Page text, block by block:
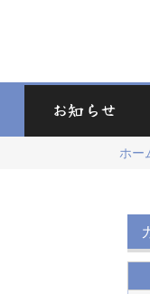
お知らせ
ホー